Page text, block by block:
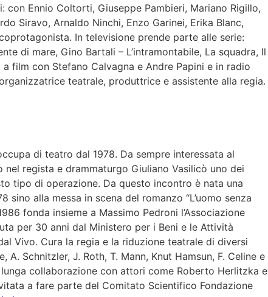
con Ennio Coltorti, Giuseppe Pambieri, Mariano Rigillo,
Siravo, Arnaldo Ninchi, Enzo Garinei, Erika Blanc,
In televisione prende parte alle serie:
di mare, Gino Bartali – L’intramontabile, La squadra, Il
film con Stefano Calvagna e Andre Papini e in radio
teatrale, produttrice e assistente alla regia.
di teatro dal 1978. Da sempre interessata al
regista e drammaturgo Giuliano Vasilicò uno dei
tipo di operazione. Da questo incontro è nata una
alla messa in scena del romanzo “L’uomo senza
fonda insieme a Massimo Pedroni l’Associazione
per 30 anni dal Ministero per i Beni e le Attività
Vivo. Cura la regia e la riduzione teatrale di diversi
Schnitzler, J. Roth, T. Mann, Knut Hamsun, F. Celine e
collaborazione con attori come Roberto Herlitzka e
a fare parte del Comitato Scientifico Fondazione